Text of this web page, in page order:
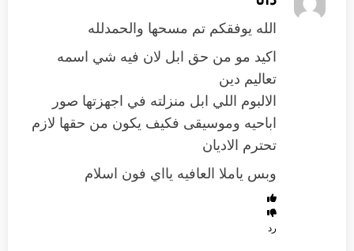
الله يوفقكم تم مسحها والحمدلله
اكيد مو من حق ابل لان فيه شي اسمه
تعاليم دين
الالبوم اللي ابل منزلته في اجهزتها صور
اباحيه وموسيقى فكيف يكون من حقها لازم
تحترم الاديان
وبس ياملا العافيه يااي فون اسلام
رد